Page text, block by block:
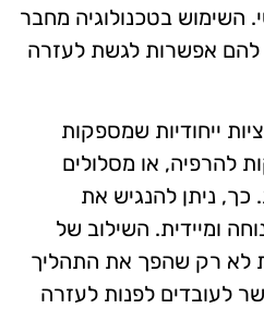
השימוש בטכנולוגיה מחבר
להם אפשרות לגשת לעזרה
ייחודיות שמספקות
להרפיה, או מסלולים
כך, ניתן להנגיש את
ומיידית. השילוב של
לא רק שהפך את התהליך
לעובדים לפנות לעזרה